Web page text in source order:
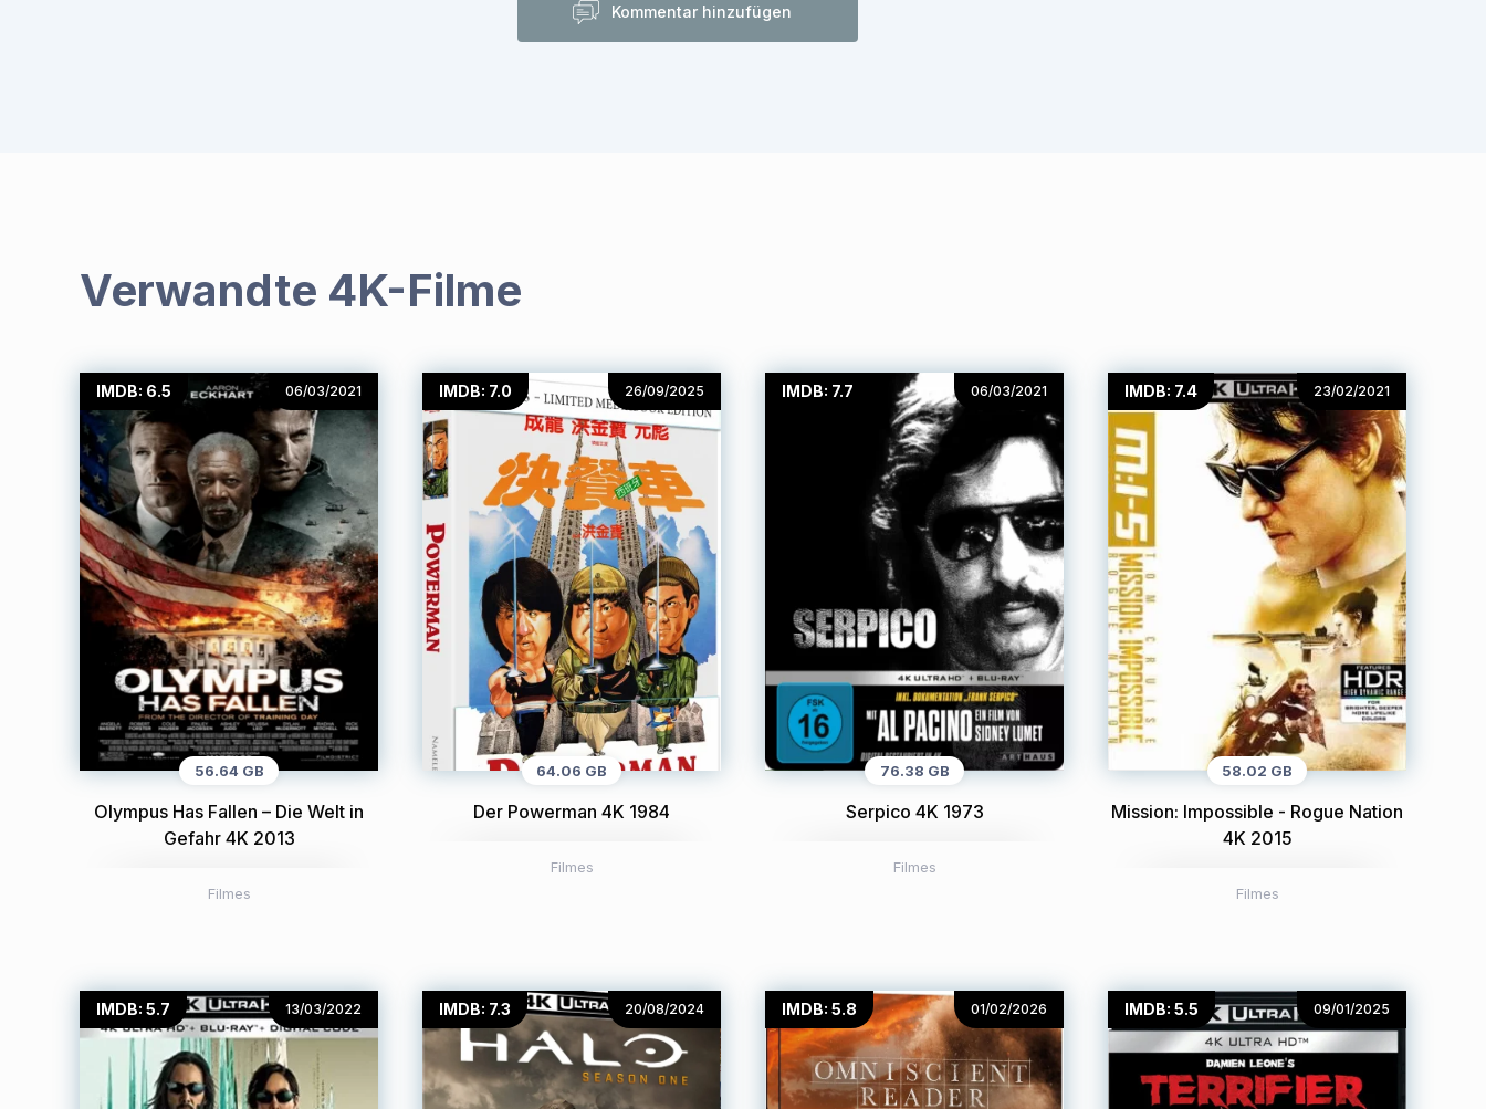
Kommentar hinzufügen
Verwandte 4K-Filme
IMDB: 6.5 06/03/2021
56.64 GB
Olympus Has Fallen – Die Welt in
Gefahr 4K 2013
Filmes
IMDB: 7.0 26/09/2025
64.06 GB
Der Powerman 4K 1984
Filmes
IMDB: 7.7 06/03/2021
76.38 GB
Serpico 4K 1973
Filmes
IMDB: 7.4 23/02/2021
58.02 GB
Mission: Impossible - Rogue Nation
4K 2015
Filmes
IMDB: 5.7 13/03/2022 IMDB: 7.3 20/08/2024 IMDB: 5.8 01/02/2026 IMDB: 5.5 09/01/2025